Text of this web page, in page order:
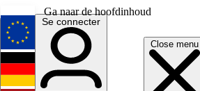
Ga naar de hoofdinhoud
Close menu
English
Deutsch
Se connecter